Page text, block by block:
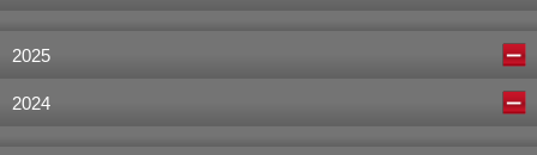
2025
2024